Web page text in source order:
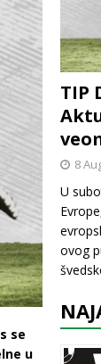
se
u
TIP
8
U
ovog